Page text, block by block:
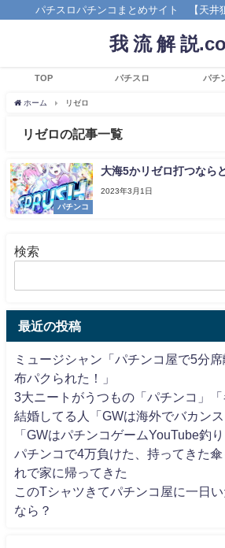
パチスロパチンコまとめサイト 【天井
我 流 解 説
TOP パチスロ パチ
ホーム リゼロ
リゼロの記事一覧
パチンコ
大海5かリゼロ打つなら
2023年3月1日
検索
最近の投稿
ミュージシャン「パチンコ屋で5分
布パクられた！」
3大ニートがうつもの「パチンコ」「
結婚してる人「GWは海外でバカン
「GWはパチンコゲームYouTube釣
パチンコで4万負けた、持ってきた
れで家に帰ってきた
このTシャツきてパチンコ屋に一日
なら？